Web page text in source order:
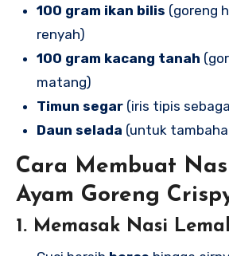
100 gram ikan bilis (goreng
renyah)
100 gram kacang tanah
matang)
Timun segar (iris tipis
Daun selada (untuk
Cara Membuat
Ayam Goreng
1. Memasak Nasi